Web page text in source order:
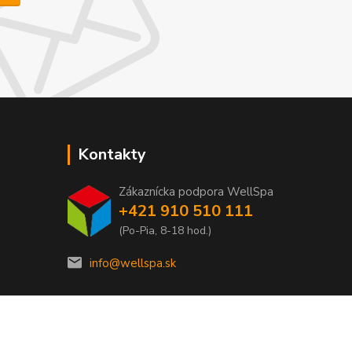
Kontakty
Zákaznícka podpora WellSpa
+421 910 510 111
(Po-Pia, 8-18 hod.)
info@wellspa.sk